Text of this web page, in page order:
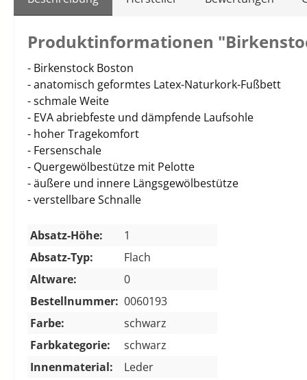
Produktinformationen
- Birkenstock Boston
- anatomisch geformtes Latex-Naturkork-Fußbett
- schmale Weite
- EVA abriebfeste und dämpfende Laufsohle
- hoher Tragekomfort
- Fersenschale
- Quergewölbestütze mit Pelotte
- äußere und innere Längsgewölbestütze
- verstellbare Schnalle
Absatz-Höhe:
1
Absatz-Typ:
Flach
Altware:
0
Bestellnummer: 0060193
Farbe:
schwarz
Farbkategorie:
schwarz
Innenmaterial:
Leder